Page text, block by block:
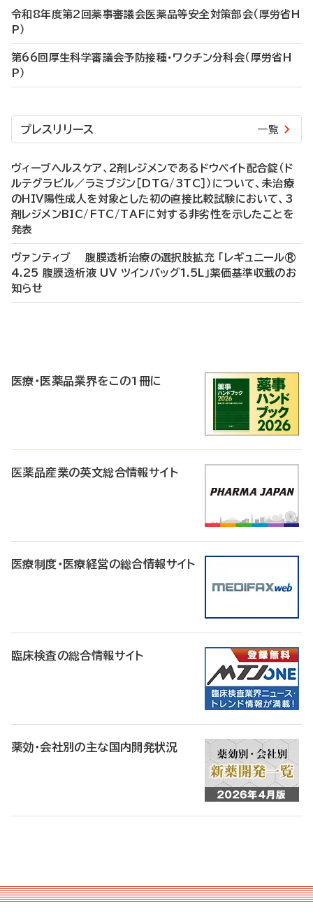
令和8年度第2回薬事審議会医薬品等安全対策部会（厚労省H
P）
第66回厚生科学審議会予防接種・ワクチン分科会（厚労省H
P）
プレスリリース 一覧
ヴィーブヘルスケア、2剤レジメンであるドウベイト配合錠（ド
ルテグラビル／ラミブジン［DTG/3TC］）について、未治療
のHIV陽性成人を対象とした初の直接比較試験において、3
剤レジメンBIC/FTC/TAFに対する非劣性を示したことを
発表
ヴァンティブ 腹膜透析治療の選択肢拡充 「レギュニール®
4.25 腹膜透析液 UV ツインバッグ1.5L」薬価基準収載のお
知らせ
医療・医薬品業界をこの1冊に
医薬品産業の英文総合情報サイト
医療制度・医療経営の総合情報サイト
臨床検査の総合情報サイト
薬効・会社別の主な国内開発状況